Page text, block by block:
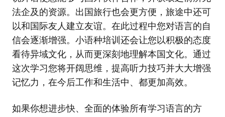
法企及的资源。出国旅行也会更方便，旅途中还可
以和国际友人建立友谊。在此过程中您对语言的自
信会逐渐增强。小语种培训还会让您以积极的态度
看待异域文化，从而更深刻地理解本国文化。通过
这次学习您将开阔思维，提高听力技巧并大大增强
记忆力，在今后工作和生活中、都更加高效。
如果你想进步快、全面的体验所有学习语言的方